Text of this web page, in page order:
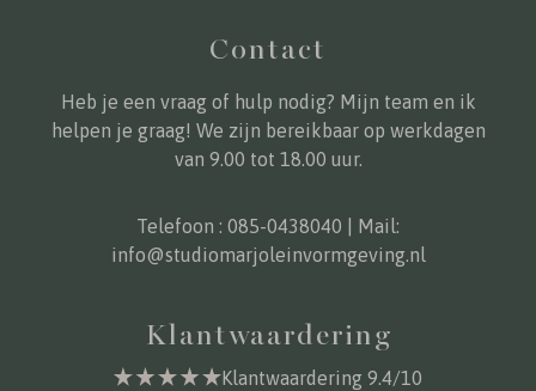
Contact
Heb je een vraag of hulp nodig? Mijn team en ik
helpen je graag! We zijn bereikbaar op werkdagen
van 9.00 tot 18.00 uur.
Telefoon : 085-0438040 | Mail:
info@studiomarjoleinvormgeving.nl
Klantwaardering
Klantwaardering 9.4/10